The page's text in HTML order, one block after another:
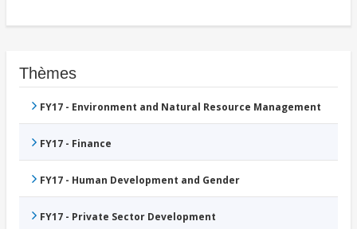
Thèmes
FY17 - Environment and Natural Resource Management
FY17 - Finance
FY17 - Human Development and Gender
FY17 - Private Sector Development